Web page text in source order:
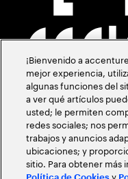
¡Bienvenido a
mejor experiencia,
algunas funciones del
a ver qué artículos
usted; le permiten
redes sociales; nos
trabajos y anuncios
ubicaciones; y
sitio. Para obtener
y